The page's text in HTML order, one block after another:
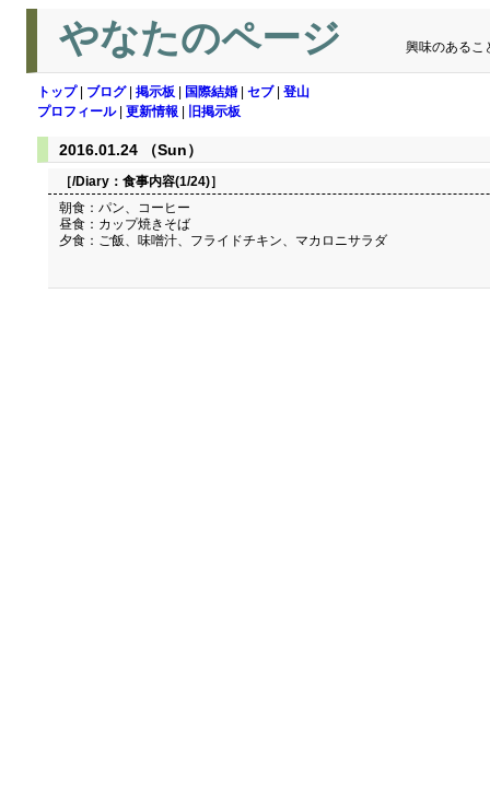
やなたのページ 興味のあるこ
トップ| ブログ| 掲示板 国際結婚 セブ| 登山
プロフィール| 更新情報 旧掲示板
2016.01.24 （Sun）
［/Diary： 食事内容(1/24)］
朝食：パン、コーヒー
昼食：カップ焼きそば
夕食：ご飯、味噌汁、フライドチキン、マカロニサラダ